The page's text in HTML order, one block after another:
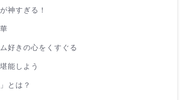
神すぎる！
好きの心をくすぐる
能しよう
とは？